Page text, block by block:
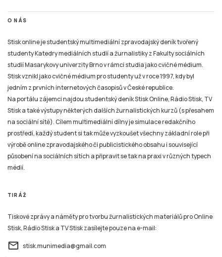
O NÁS
Stisk online je studentský multimediální zpravodajský deník tvořený
studenty Katedry mediálních studií a žurnalistiky z Fakulty sociálních
studií Masarykovy univerzity Brno v rámci studia jako cvičné médium.
Stisk vznikl jako cvičné médium pro studenty už v roce 1997, kdy byl
jedním z prvních internetových časopisů v České republice.
Na portálu zájemci najdou studentský deník Stisk Online, Rádio Stisk, TV
Stisk a také výstupy některých dalších žurnalistických kurzů (s přesahem
na sociální sítě). Cílem multimediální dílny je simulace redakčního
prostředí, každý student si tak může vyzkoušet všechny základní role při
výrobě online zpravodajského či publicistického obsahu i související
působení na sociálních sítích a připravit se tak na praxi v různých typech
médií.
TIRÁŽ
Tiskové zprávy a náměty pro tvorbu žurnalistických materiálů pro Online
Stisk, Rádio Stisk a TV Stisk zasílejte pouze na e-mail:
email stisk.munimedia@gmail.com